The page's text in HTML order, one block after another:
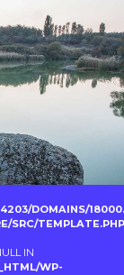
DOMAINS/
SRC/TEMPLATE.PHP
IN
WP-